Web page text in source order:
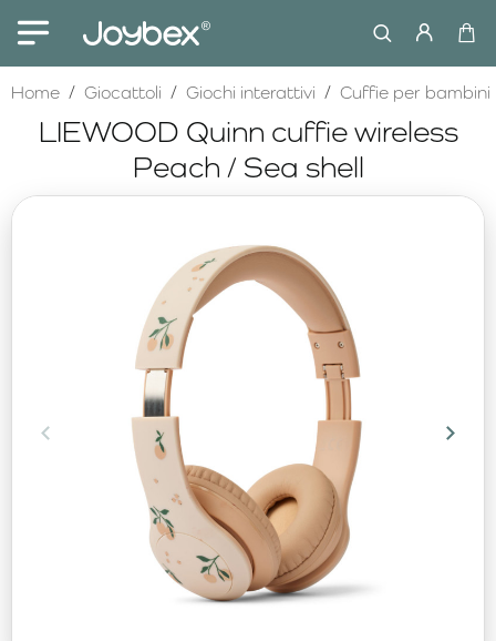
LIEWOOD Quinn cuffie wireless
Peach / Sea shell
HomehomeGiocattoli Giochi interattivi Cuffie per bambini